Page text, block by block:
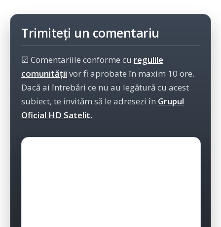
Trimiteți un comentariu
☑ Comentariile conforme cu regulile
comunității vor fi aprobate în maxim 10 ore.
Dacă ai întrebări ce nu au legătură cu acest
subiect, te invităm să le adresezi în Grupul
Oficial HD Satelit.